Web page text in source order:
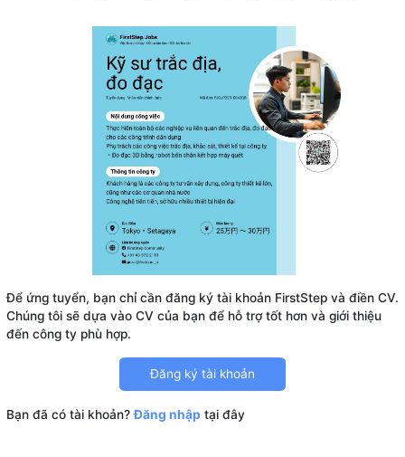
Để ứng tuyển, bạn chỉ cần đăng ký tài khoản FirstStep và điền CV.
Chúng tôi sẽ dựa vào CV của bạn để hỗ trợ tốt hơn và giới thiệu
Đăng ký tài khoản
Bạn đã có tài khoản?Đăng nhập tại đây